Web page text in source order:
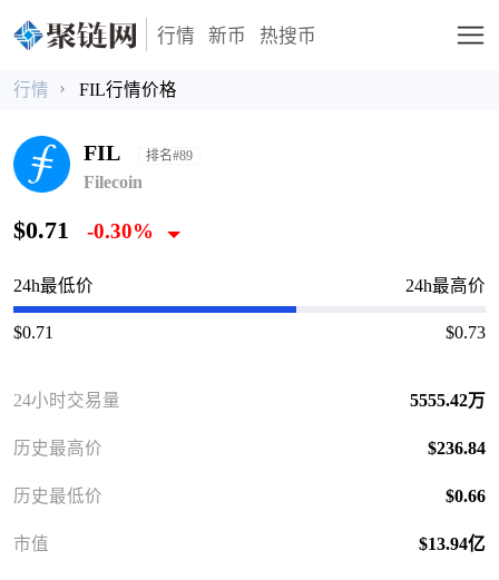
行情 新币 热搜币
行情 FIL行情价格
FIL 排名#89
Filecoin
$0.71 -0.30%
24h最低价 24h最高价
$0.71 $0.73
24小时交易量 5555.42万
历史最高价 $236.84
历史最低价 $0.66
市值 $13.94亿